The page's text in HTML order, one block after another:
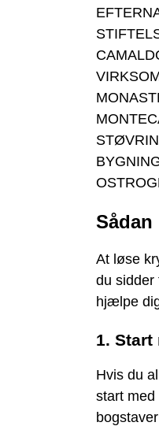
Sådan
At løse
du sidder
hjælpe
1. Start
Hvis du
start